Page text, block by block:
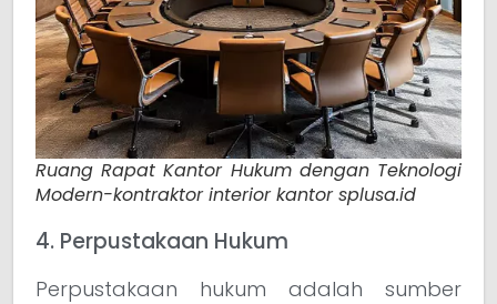
Ruang Rapat Kantor Hukum dengan Teknologi
Modern-kontraktor interior kantor splusa.id
4. Perpustakaan Hukum
Perpustakaan hukum adalah sumber